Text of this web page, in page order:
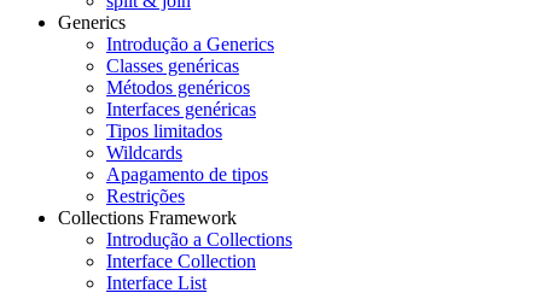
Generics
Introdução a Generics
Classes genéricas
Métodos genéricos
Interfaces genéricas
Tipos limitados
Wildcards
Apagamento de tipos
Restrições
Collections Framework
Introdução a Collections
Interface Collection
Interface List